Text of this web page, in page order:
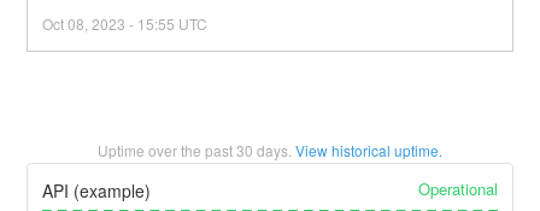
Oct08 ,2023 - 15:55 UTC
Uptime over the past30 days. View historical uptime.
API (example) Operational